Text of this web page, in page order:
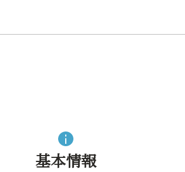
基本情報